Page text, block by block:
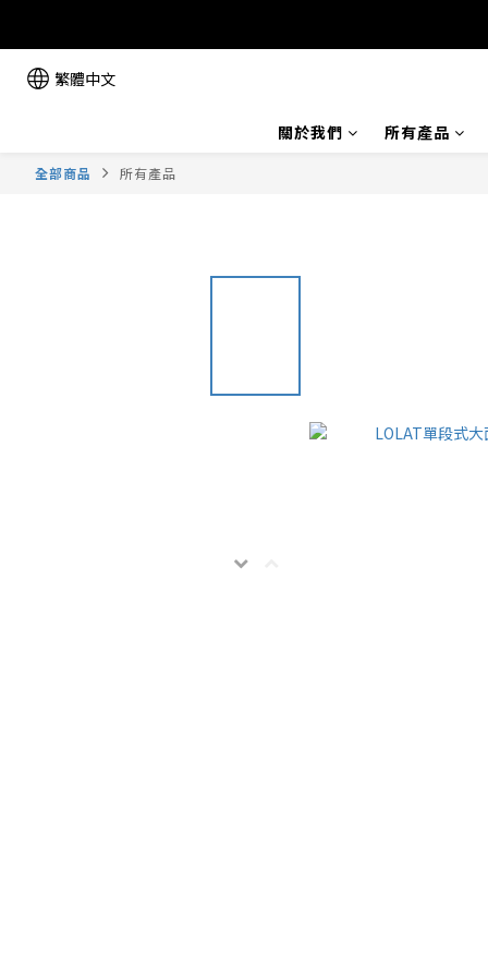
繁體中文
關於我們 所有產品
全部商品 所有產品